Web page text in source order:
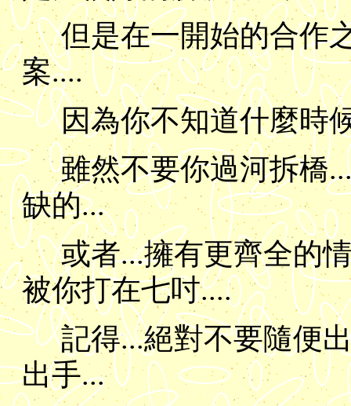
但是在一開始的合作
案....
因為你不知道什麼時
雖然不要你過河拆橋
缺的...
或者...擁有更齊全的
被你打在七吋....
記得...絕對不要隨便
出手...